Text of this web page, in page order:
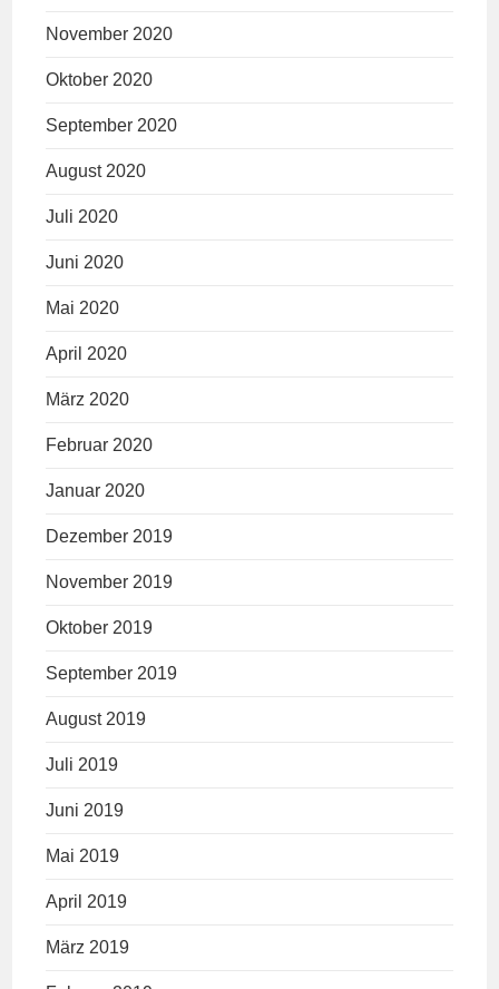
November 2020
Oktober 2020
September 2020
August 2020
Juli 2020
Juni 2020
Mai 2020
April 2020
März 2020
Februar 2020
Januar 2020
Dezember 2019
November 2019
Oktober 2019
September 2019
August 2019
Juli 2019
Juni 2019
Mai 2019
April 2019
März 2019